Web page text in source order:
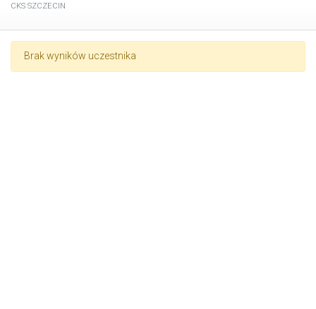
CKS SZCZECIN
Brak wyników uczestnika